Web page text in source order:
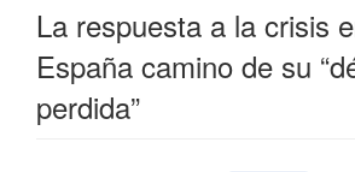
La respuesta a la crisis
España camino de su
perdida”